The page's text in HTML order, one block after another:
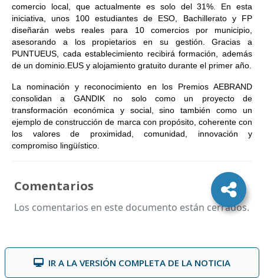
comercio local, que actualmente es solo del 31%. En esta
iniciativa, unos 100 estudiantes de ESO, Bachillerato y FP
diseñarán webs reales para 10 comercios por municipio,
asesorando a los propietarios en su gestión. Gracias a
PUNTUEUS, cada establecimiento recibirá formación, además
de un dominio.EUS y alojamiento gratuito durante el primer año.
La nominación y reconocimiento en los Premios AEBRAND
consolidan a GANDIK no solo como un proyecto de
transformación económica y social, sino también como un
ejemplo de construcción de marca con propósito, coherente con
los valores de proximidad, comunidad, innovación y
compromiso lingüístico.
Comentarios
Los comentarios en este documento están cerrados.
IR A LA VERSIÓN COMPLETA DE LA NOTICIA